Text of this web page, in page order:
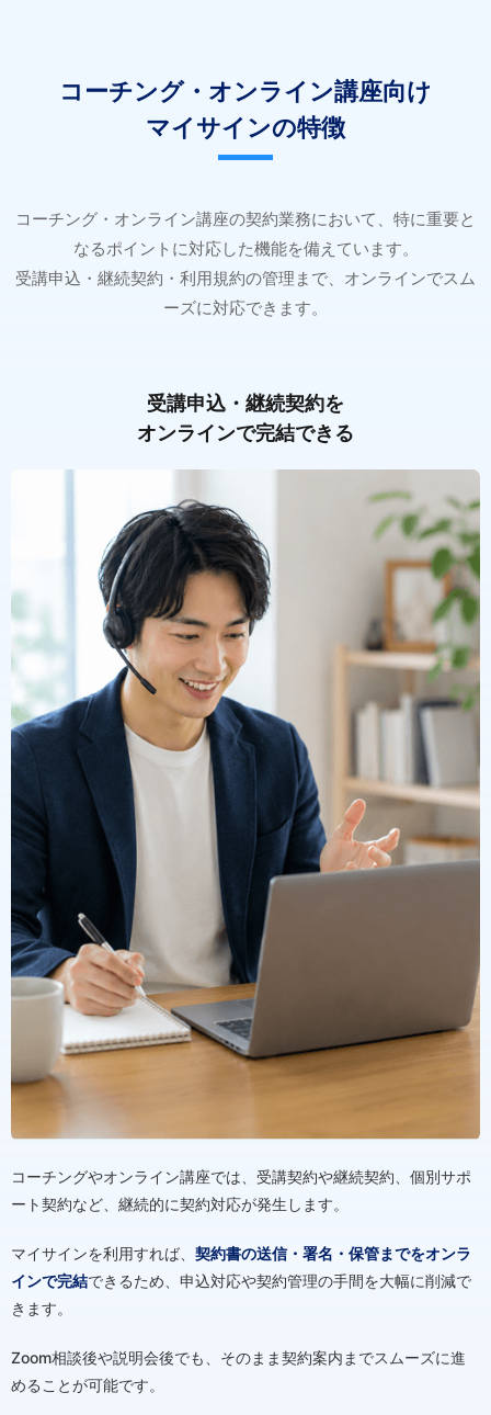
コーチング・オンライン講座向け
マイサインの特徴
コーチング・オンライン講座の契約業務において、特に重要と
なるポイントに対応した機能を備えています。
受講申込・継続契約・利用規約の管理まで、オンラインでスム
ーズに対応できます。
受講申込・継続契約を
オンラインで完結できる
コーチングやオンライン講座では、受講契約や継続契約、個別サポ
ート契約など、継続的に契約対応が発生します。
マイサインを利用すれば、 契約書の送信・署名・保管までをオンラ
インで完結できるため、申込対応や契約管理の手間を大幅に削減で
きます。
Zoom相談後や説明会後でも、そのまま契約案内までスムーズに進
めることが可能です。